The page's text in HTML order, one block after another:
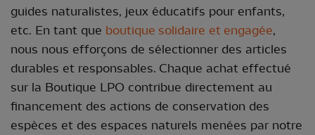
guides naturalistes, jeux éducatifs pour enfants,
etc. En tant que boutique solidaire et engagée,
nous nous efforçons de sélectionner des articles
durables et responsables. Chaque achat effectué
sur la Boutique LPO contribue directement au
financement des actions de conservation des
espèces et des espaces naturels menées par notre